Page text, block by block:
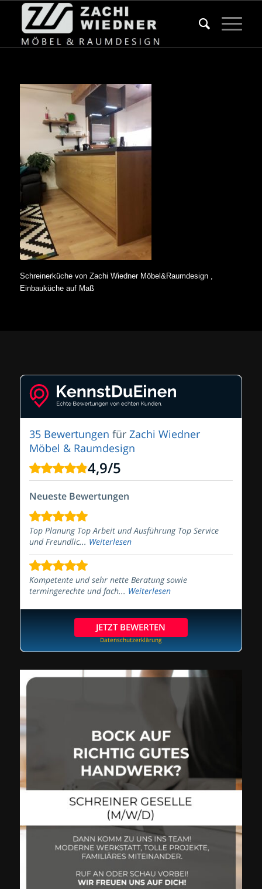
Schreinerküche von Zachi Wiedner Möbel&Raumdesign ,
Einbauküche auf Maß
35 Bewertungen für Zachi Wiedner
Möbel & Raumdesign
4,9/5
Neueste Bewertungen
Top Planung Top Arbeit und Ausführung Top Service
und Freundlic... Weiterlesen
Kompetente und sehr nette Beratung sowie
termingerechte und fach... Weiterlesen
JETZT BEWERTEN
Datenschutzerklärung